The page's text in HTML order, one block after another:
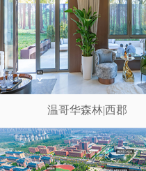
温哥华森林|西郡